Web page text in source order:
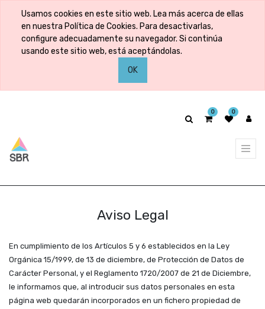
Usamos cookies en este sitio web. Lea más acerca de ellas
en nuestra Política de Cookies. Para desactivarlas,
configure adecuadamente su navegador. Si continúa
usando este sitio web, está aceptándolas.
OK
0 0
Aviso Legal
En cumplimiento de los Artículos 5 y 6 establecidos en la Ley
Orgánica 15/1999, de 13 de diciembre, de Protección de Datos de
Carácter Personal, y el Reglamento 1720/2007 de 21 de Diciembre,
le informamos que, al introducir sus datos personales en esta
página web quedarán incorporados en un fichero propiedad de